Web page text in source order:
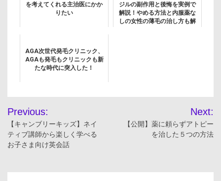
を考えてくれる主治医にかか
りたい
ジルの副作用と後悔を実例で
解説！やめる方法と内服薬な
しの女性の薄毛の治し方も解
AGA次世代発毛クリニック、
AGAも発毛もクリニックも新
たな時代に突入した！
投
稿
ナ
Previous:
【キャンブリーキッズ】ネイ
ティブ講師から楽しく学べる
お子さま向け英会話
Next:
【公開】薬に頼らずアトピー
を治した５つの方法